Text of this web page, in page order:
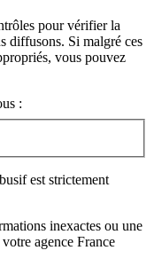
pour vérifier la
diffusons. Si malgré ces
vous pouvez
:
est strictement
inexactes ou une
agence France